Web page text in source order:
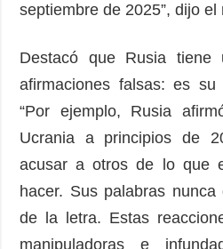
septiembre de 2025”, dijo el
Destacó que Rusia tiene
afirmaciones falsas: es su
“Por ejemplo, Rusia
Ucrania a principios de
acusar a otros de lo que
hacer. Sus palabras
de la letra. Estas
manipuladoras e